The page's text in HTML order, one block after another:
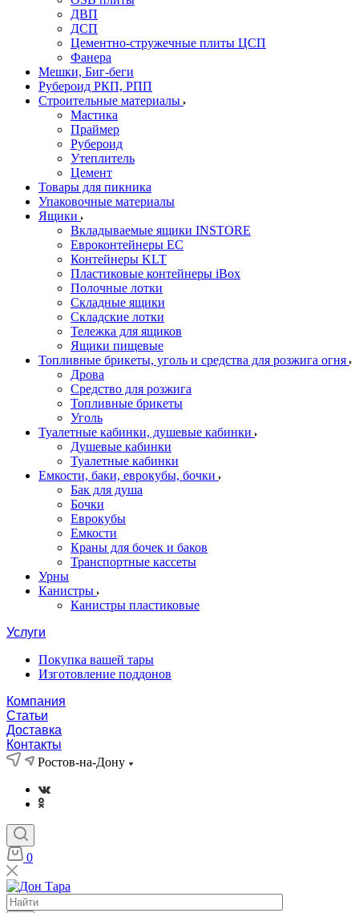
ДВП
ДСП
Цементно-стружечные плиты ЦСП
Фанера
Мешки, Биг-беги
Рубероид РКП, РПП
Строительные материалы
Мастика
Праймер
Рубероид
Утеплитель
Цемент
Товары для пикника
Упаковочные материалы
Ящики
Вкладываемые ящики INSTORE
Евроконтейнеры ЕС
Контейнеры KLT
Пластиковые контейнеры iBox
Полочные лотки
Складные ящики
Складские лотки
Тележка для ящиков
Ящики пищевые
Топливные брикеты, уголь и средства для розжига огня
Дрова
Средство для розжига
Топливные брикеты
Уголь
Туалетные кабинки, душевые кабинки
Душевые кабинки
Туалетные кабинки
Емкости, баки, еврокубы, бочки
Бак для душа
Бочки
Еврокубы
Емкости
Краны для бочек и баков
Транспортные кассеты
Урны
Канистры
Канистры пластиковые
Услуги
Покупка вашей тары
Изготовление поддонов
Компания
Статьи
Доставка
Контакты
Ростов-на-Дону
0